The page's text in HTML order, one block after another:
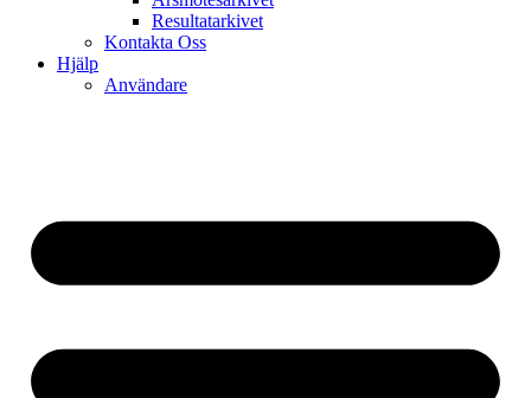
Resultatarkivet
Kontakta Oss
Hjälp
Användare